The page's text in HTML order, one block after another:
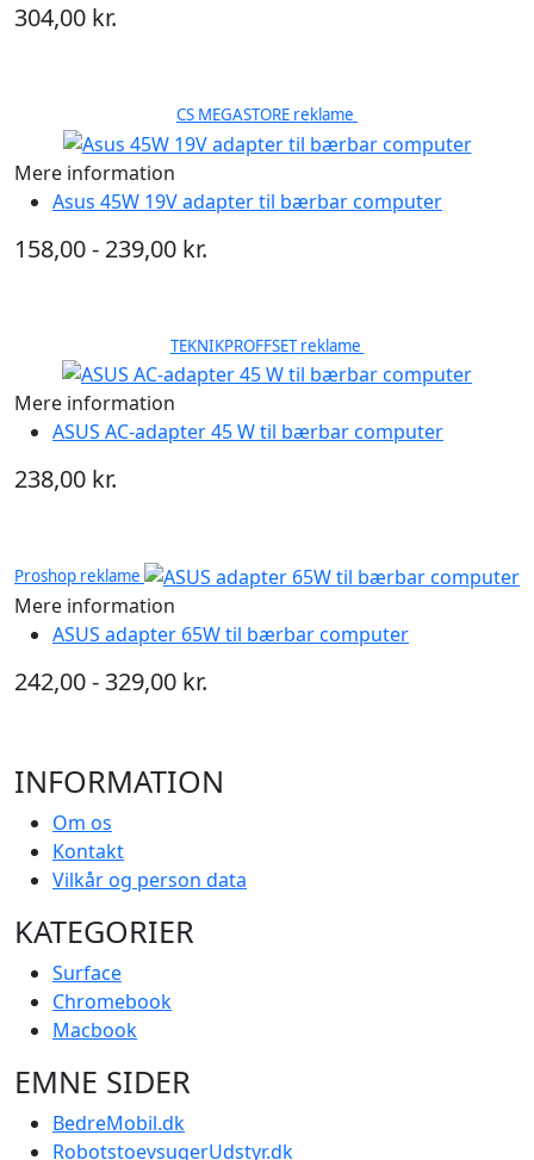
304,00 kr.
CS MEGASTORE reklame
Mere information
Asus 45W 19V adapter til bærbar computer
158,00 - 239,00 kr.
TEKNIKPROFFSET reklame
Mere information
ASUS AC-adapter 45 W til bærbar computer
238,00 kr.
Proshop reklame
Mere information
ASUS adapter 65W til bærbar computer
242,00 - 329,00 kr.
INFORMATION
Om os
Kontakt
Vilkår og person data
KATEGORIER
Surface
Chromebook
Macbook
EMNE SIDER
BedreMobil.dk
RobotstoevsugerUdstyr.dk